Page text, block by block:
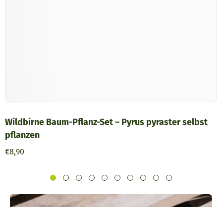
Wildbirne Baum-Pflanz-Set – Pyrus pyraster selbst
pflanzen
€8,90